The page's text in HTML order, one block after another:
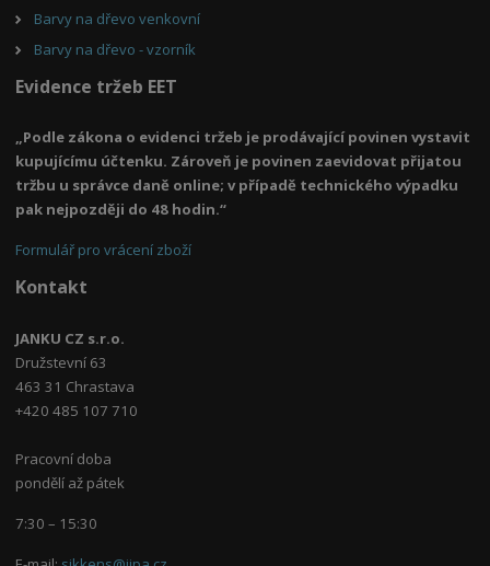
Barvy na dřevo venkovní
Barvy na dřevo - vzorník
Evidence tržeb EET
„Podle zákona o evidenci tržeb je prodávající povinen vystavit
kupujícímu účtenku. Zároveň je povinen zaevidovat přijatou
tržbu u správce daně online; v případě technického výpadku
pak nejpozději do 48 hodin.“
Formulář pro vrácení zboží
Kontakt
JANKU CZ s.r.o.
Družstevní 63
463 31 Chrastava
+420 485 107 710
Pracovní doba
pondělí až pátek
7:30 – 15:30